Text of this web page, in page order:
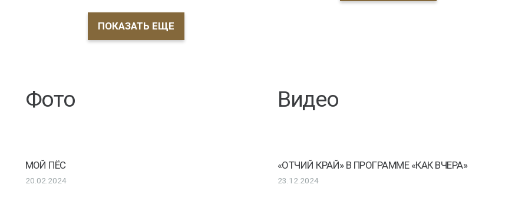
ПОКАЗАТЬ ЕЩЕ
Фото
МОЙ ПЁС
20.02.2024
Видео
«ОТЧИЙ КРАЙ» В ПРОГРАММЕ «КАК ВЧЕРА»
23.12.2024